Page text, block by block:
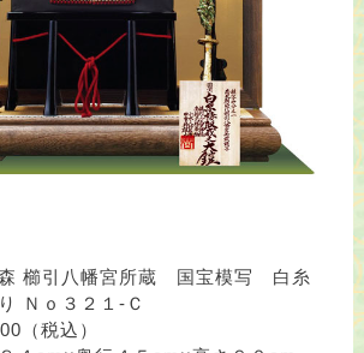
森 櫛引八幡宮所蔵 国宝模写 白糸
Ｎｏ３２１-Ｃ
（税込）